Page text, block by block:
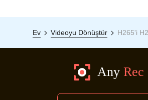
Ev Videoyu Dönüştür H265'i